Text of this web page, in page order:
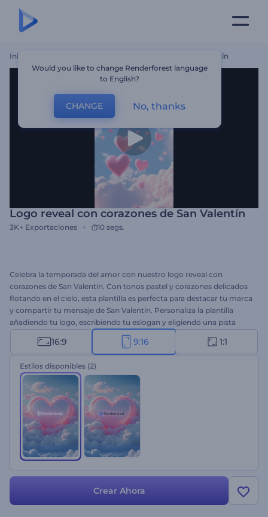
Inicio Logo Reveal Con Corazones De San Valentín
Logo reveal con corazones de San Valentín
3K+ Exportaciones 10 segs.
Celebra la temporada del amor con nuestro logo reveal con
corazones de San Valentín. Con tonos pastel y corazones delicados
flotando en el cielo, esta plantilla es perfecta para destacar tu marca
y compartir tu mensaje de San Valentín. Personaliza la plantilla
añadiendo tu logo, escribiendo tu eslogan y eligiendo una pista
musical conmovedora. Ideal para confesiones de amor, videos
románticos, promociones de San Valentín, videos comerciales y
muchas opciones más. ¡Comienza a crear ahora y haz que tu Día de
San Valentín sea inolvidable!
16:9 9:16 1:1
Estilos disponibles (2)
Crear Ahora
Would you like to change Renderforest language
to English?
CHANGE No, thanks